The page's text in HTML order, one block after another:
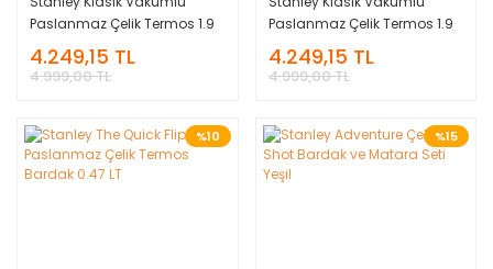
Paslanmaz Çelik Termos 1.9
LT
4.249,15 TL
4.999,00 TL
Paslanmaz Çelik Termos 1.9
LT
4.249,15 TL
4.999,00 TL
%10 %15